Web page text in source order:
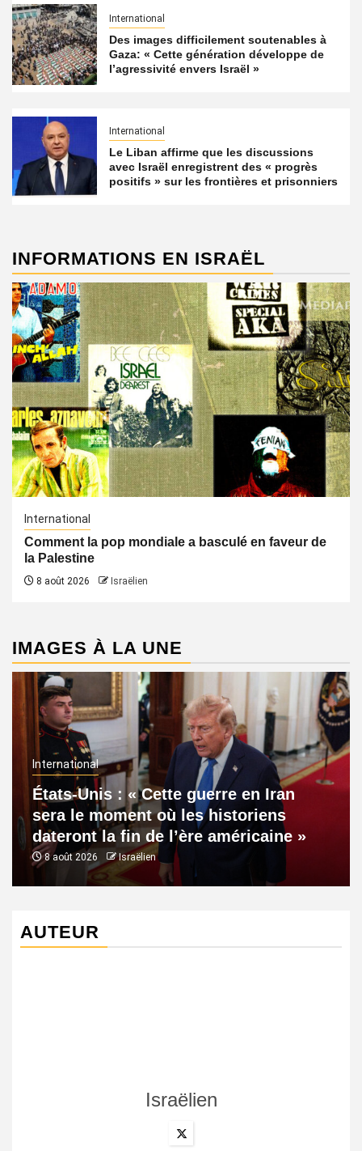
International
Des images difficilement soutenables à
Gaza: « Cette génération développe de
l’agressivité envers Israël »
International
Le Liban affirme que les discussions
avec Israël enregistrent des « progrès
positifs » sur les frontières et prisonniers
INFORMATIONS EN ISRAËL
International
Comment la pop mondiale a basculé en faveur de
la Palestine
8 août 2026 Israëlien
IMAGES À LA UNE
International
États-Unis : « Cette guerre en Iran
sera le moment où les historiens
dateront la fin de l’ère américaine »
8 août 2026 Israëlien
AUTEUR
Israëlien